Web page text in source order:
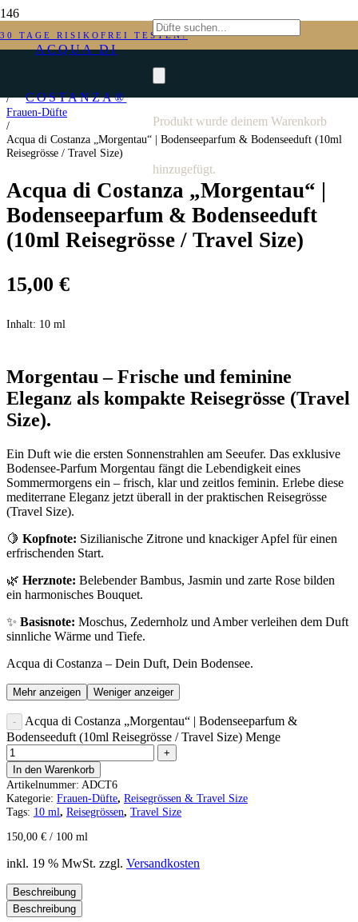
30 TAGE RISIKOFREI TESTEN!
ACQUA DI
COSTANZA®
Produktwurde deinem Warenkorb
hinzugefügt.
/
Frauen-Düfte
/
Acqua di Costanza „Morgentau“ | Bodenseeparfum & Bodenseeduft (10ml
Reisegrösse / Travel Size)
Acqua di Costanza „Morgentau“ |
Bodenseeparfum & Bodenseeduft
(10ml Reisegrösse / Travel Size)
15,00 €
Inhalt: 10 ml
Morgentau – Frische und feminine
Eleganz als kompakte Reisegrösse (Travel
Size).
Ein Duft wie die ersten Sonnenstrahlen am Seeufer. Das exklusive
Bodensee-Parfum Morgentau fängt die Lebendigkeit eines
Sommermorgens ein – frisch, klar und zeitlos feminin. Erlebe diese
mediterrane Eleganz jetzt überall in der praktischen Reisegrösse
(Travel Size).
🍋 Kopfnote: Sizilianische Zitrone und knackiger Apfel für einen
erfrischenden Start.
🌿 Herznote: Belebender Bambus, Jasmin und zarte Rose bilden
ein harmonisches Bouquet.
✨ Basisnote: Moschus, Zedernholz und Amber verleihen dem Duft
sinnliche Wärme und Tiefe.
Acqua di Costanza – Dein Duft, Dein Bodensee.
Mehr anzeigen Weniger anzeiger
Acqua di Costanza „Morgentau“ | Bodenseeparfum &
Bodenseeduft (10ml Reisegrösse / Travel Size) Menge
In den Warenkorb
Artikelnummer: ADCT6
Kategorie: Frauen-Düfte, Reisegrössen & Travel Size
Tags: 10 ml, Reisegrössen, Travel Size
150,00 € / 100 ml
inkl. 19 % MwSt. zzgl. Versandkosten
Beschreibung
Beschreibung